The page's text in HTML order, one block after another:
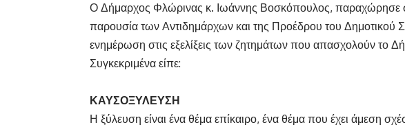
Ο Δήμαρχος Φλώρινας κ. Ιωάννης Βοσκόπουλος, παραχώρησε
παρουσία των Αντιδημάρχων και της Προέδρου του Δημοτικού
ενημέρωση στις εξελίξεις των ζητημάτων που απασχολούν το
Συγκεκριμένα είπε:
ΚΑΥΣΟΞΥΛΕΥΣΗ
Η ξύλευση είναι ένα θέμα επίκαιρο, ένα θέμα που έχει άμεση